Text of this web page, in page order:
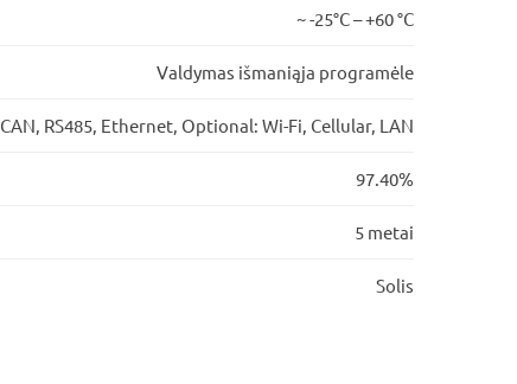
~ -25°C – +60 °C
Valdymas išmaniąja programėle
CAN, RS485, Ethernet, Optional: Wi-Fi, Cellular, LAN
97.40%
5 metai
Solis